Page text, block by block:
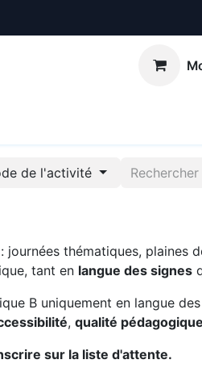
de l'activité
thématiques, plaines
tant en langue des signes
B uniquement en langue
, qualité pédagogique
sur la liste d'attente.